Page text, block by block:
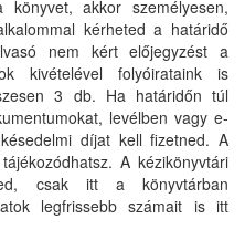
akkor személyesen,
kérheted a határidő
nem kért előjegyzést a
kivételével folyóirataink is
3 db. Ha határidőn túl
levélben vagy e-
díjat kell fizetned. A
A kézikönyvtári
csak itt a könyvtárban
legfrissebb számait is itt